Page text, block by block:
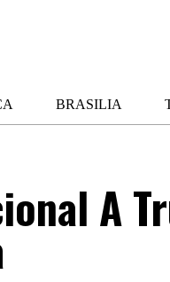
BRASILIA
A